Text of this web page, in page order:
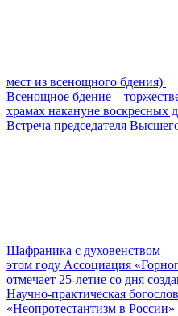
мест из всенощного бдения)
Всенощное бдение –
храмах накануне воскресных
Встреча председателя
Шафраника с духовенством
этом году Ассоциация
отмечает 25-летие со дня
Научно-практическая
«Неопротестантизм в России»